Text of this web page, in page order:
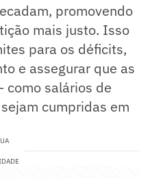
promovendo
mais justo. Isso
para os déficits,
e assegurar que as
como salários de
cumpridas em